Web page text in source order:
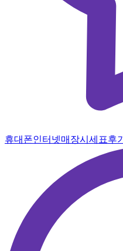
휴대폰인터넷매장시세표후기